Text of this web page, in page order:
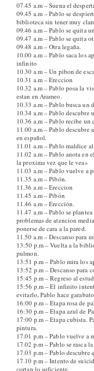
07.45 a.m – Suena el
09.45 a.m – Pablo se
biblioteca sin tener muy
09.46 a.m – Pablo se quita
09.47 a.m – Pablo se quita
09.48 a.m – Otra legaña.
10.00 a.m – Pablo saca los
infinito
10.30 a.m – Un pibon de
10.31 a.m – Ereccion
10.32 a.m – Pablo posa la
estan en Arameo.
10.33 a.m – Pablo busca un
10.34 a.m – Pablo
10.36 a.m – Pablo recibe
11.00 a.m – Pablo descubre
en español.
11.01 a.m – Pablo maldice
11.02 a.m – Pablo anota en
la proxima vez que le vea»
11.03 a.m – Pablo vuelve a
11.35 a.m – Pibón.
11.36 a.m – Ereccion
11.45 a.m – Pibón
11.46 a.m – Erección.
11.47 a.m – Pablo se
problemas de atencion
ponerse de cara a la pared.
11.50 a.m – Descanso para
13:50 p.m – Vuelta a la
pulmon.
13:51 p.m – Pablo mira los
13:52 p.m – Descanso para
15:45 p.m – Regreso al
15:56 p.m – El infinito
evitarlo, Pablo hace
16:00 p.m – Etapa rosa de
16:30 p.m – Etapa azul de
17:00 p.m – Etapa cubista.
pintura.
17.01 p.m – Pablo vuelve a
17.02 p.m – Pablo se rasca
17.03 p.m – Pablo descubre
17.10 p.m – Intento de
cortan lo suficiente.